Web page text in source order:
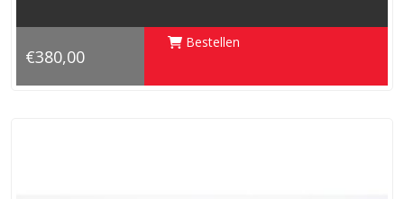
€380,00
Bestellen